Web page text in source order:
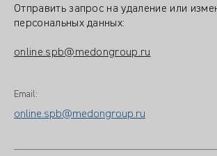
Отправить запрос на удаление или
персональных данных:
online.spb@medongroup.ru
Email:
online.spb@medongroup.ru